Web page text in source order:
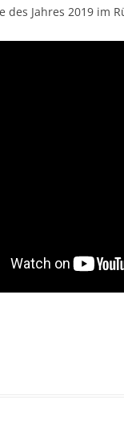
des Jahres 2019 im